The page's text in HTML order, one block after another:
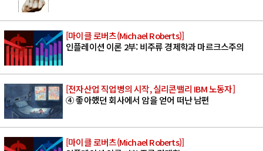
[마이클 로버츠(Michael Roberts)]
인플레이션 이론 2부: 비주류 경제학과 마르크스주의
[전자산업 직업병의 시작, 실리콘밸리 IBM 노동자]
④ 좋아했던 회사에서 암을 얻어 떠난 남편
[마이클 로버츠(Michael Roberts)]